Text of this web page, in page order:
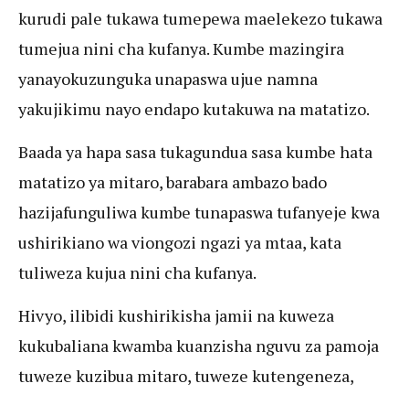
kurudi pale tukawa tumepewa maelekezo tukawa
tumejua nini cha kufanya. Kumbe mazingira
yanayokuzunguka unapaswa ujue namna
yakujikimu nayo endapo kutakuwa na matatizo.
Baada ya hapa sasa tukagundua sasa kumbe hata
matatizo ya mitaro, barabara ambazo bado
hazijafunguliwa kumbe tunapaswa tufanyeje kwa
ushirikiano wa viongozi ngazi ya mtaa, kata
tuliweza kujua nini cha kufanya.
Hivyo, ilibidi kushirikisha jamii na kuweza
kukubaliana kwamba kuanzisha nguvu za pamoja
tuweze kuzibua mitaro, tuweze kutengeneza,